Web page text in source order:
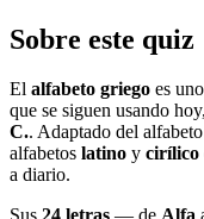
Sobre este quiz
El alfabeto griego es
que se siguen usando
C.. Adaptado del
alfabetos latino y cirílico
a diario.